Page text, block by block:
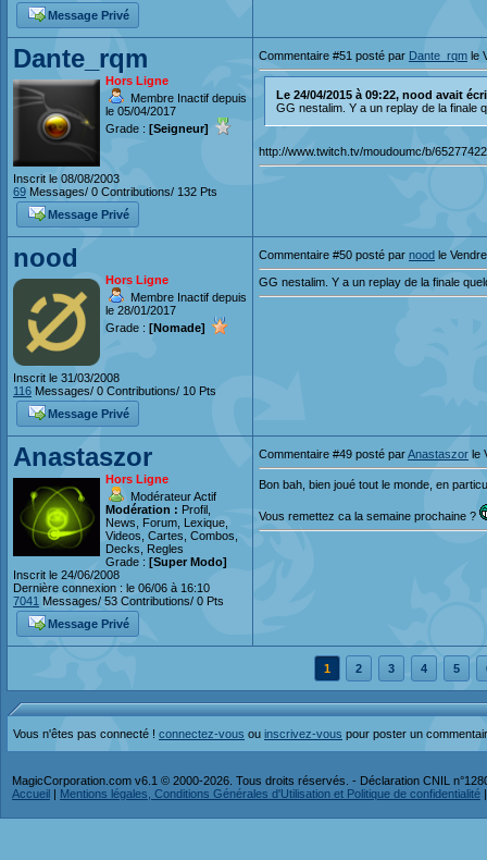
Message Privé
Dante_rqm
Hors Ligne
Membre Inactif depuis
le 05/04/2017
Grade : [Seigneur]
Inscrit le 08/08/2003
69 Messages/ 0 Contributions/ 132 Pts
Message Privé
Commentaire #51 posté par Dante_rqm le
Le 24/04/2015 à 09:22, nood avait
GG nestalim. Y a un replay de la finale
http://www.twitch.tv/moudoumc/b/
nood
Hors Ligne
Membre Inactif depuis
le 28/01/2017
Grade : [Nomade]
Inscrit le 31/03/2008
116 Messages/ 0 Contributions/ 10 Pts
Message Privé
Commentaire #50 posté par nood le
GG nestalim. Y a un replay de la finale
Anastaszor
Hors Ligne
Modérateur Actif
Modération : Profil,
News, Forum, Lexique,
Videos, Cartes, Combos,
Decks, Regles
Grade : [Super Modo]
Inscrit le 24/06/2008
Dernière connexion : le 06/06 à 16:10
7041 Messages/ 53 Contributions/ 0 Pts
Message Privé
Commentaire #49 posté parAnastaszor le
Bon bah, bien joué tout le monde, en
Vous remettez ca la semaine prochaine ?
1 2 3 4 5
Vous n'êtes pas connecté ! connectez-vous ou inscrivez-vous pour poster un
MagicCorporation.com v6.1 © 2000-2026. Tous droits réservés. - Déclaration CNIL
Accueil | Mentions légales, Conditions Générales d'Utilisation et Politique de confidentialité